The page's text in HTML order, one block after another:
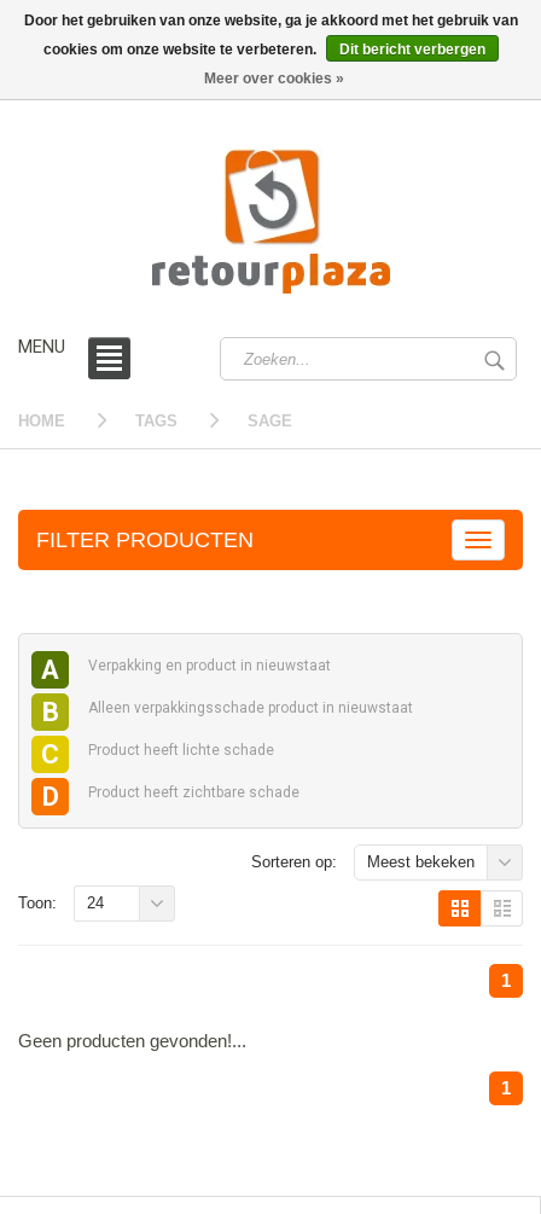
MENU
HOME TAGS SAGE
FILTER PRODUCTEN
A Verpakking en product in nieuwstaat
B Alleen verpakkingsschade product in nieuwstaat
C Product heeft lichte schade
D Product heeft zichtbare schade
Sorteren op: Meest bekeken
1
Toon: 24
Geen producten gevonden!...
1
Door het gebruiken van onze website, ga je akkoord met het gebruik van
cookies om onze website te verbeteren.
Dit bericht verbergen
Meer over cookies »